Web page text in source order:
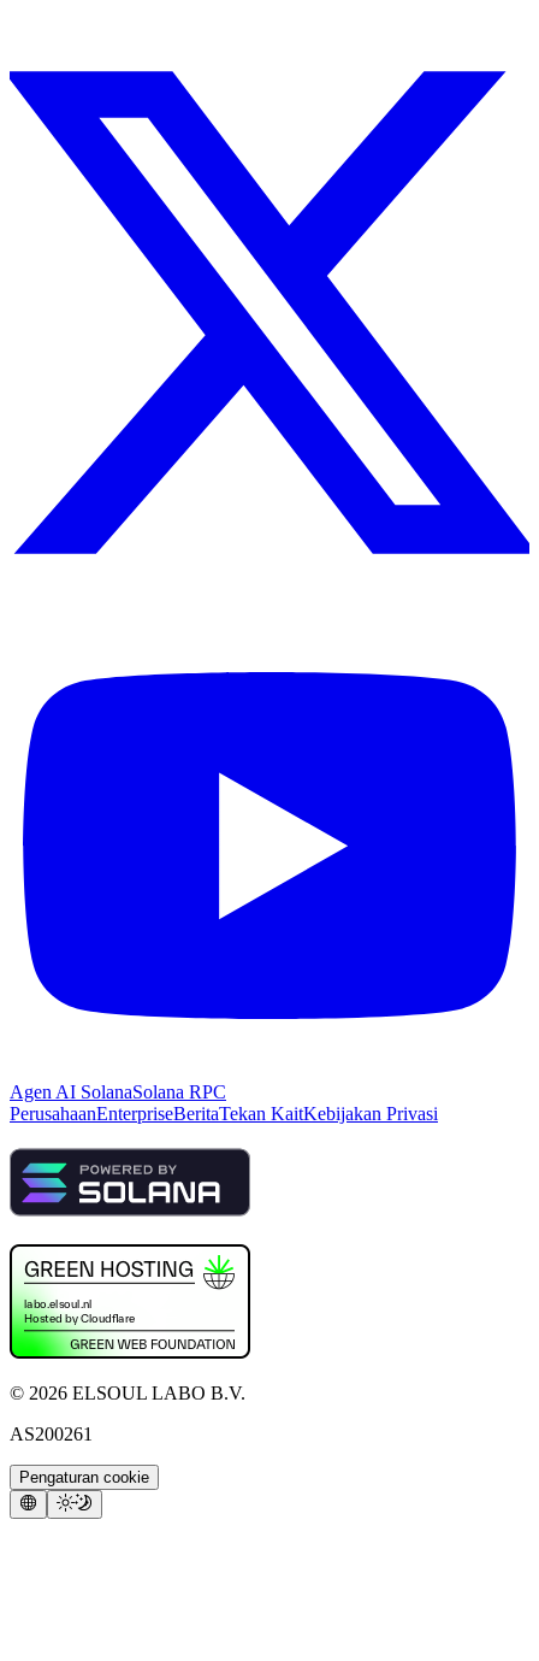
Agen AI SolanaSolana RPC
PerusahaanEnterpriseBeritaTekan KaitKebijakan Privasi
© 2026 ELSOUL LABO B.V.
AS200261
Pengaturan cookie